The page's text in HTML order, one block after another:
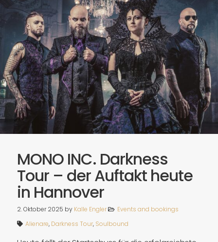
MONO INC. Darkness
Tour – der Auftakt heute
in Hannover
2. Oktober 2025 by Kalle Engler
Events and bookings
Alienare, Darkness Tour, Soulbound